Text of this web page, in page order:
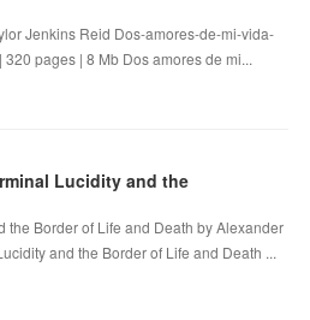
Jenkins Reid Dos-amores-de-mi-vida-
pages | 8 Mb Dos amores de mi...
Lucidity and the
the Border of Life and Death by Alexander
and the Border of Life and Death ...